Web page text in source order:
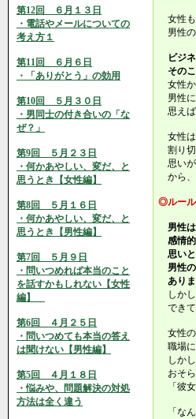
第12回 ６月１３日
・電話やメールについての
考え方１
第11回 ６月６日
・「ありがとう」の効用
第10回 ５月３０日
・男同士の付き合いの「な
ぜ？」
第9回 ５月２３日
・何かあやしい、変だ、と
思うとき【女性編】
第8回 ５月１６日
・何かあやしい、変だ、と
思うとき【男性編】
第7回 ５月９日
・問いつめれば本当のこと
を話すかもしれない【女性
編】
第6回 ４月２５日
・問いつめても本当の答え
は聞けない【男性編】
第5回 ４月１８日
・悩みや、問題解決の対処
方法は全く違う
女性も
男性の
ビジネ
そのこ
女性か
男性に
思えば
女性は
割り切
思いが
から、
◎ルー
男性は
感情的
思いと
男性の
ありま
しかし
できて
女性の
職場に
しかし
おそら
「彼女
「なん